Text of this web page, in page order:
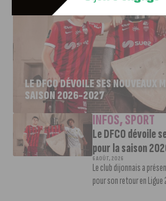
LE DFCO DÉVOILE SES NOUVEAUX
SAISON 2026-2027
INFOS,SPORT
Le DFCO dévoile
pour la saison
6 AOÛT, 2026
Le club dijonnais a
pour son retour en Ligue